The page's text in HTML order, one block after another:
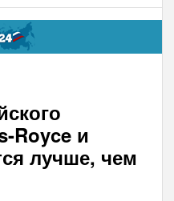
Royce и
лучше, чем